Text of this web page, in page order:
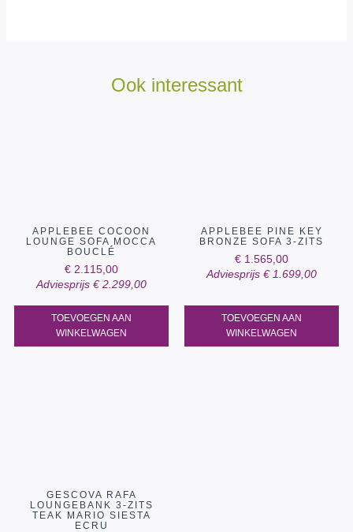
Ook interessant
APPLEBEE COCOON
LOUNGE SOFA MOCCA
BOUCLÉ
€ 2.115,00
Adviesprijs €2.299,00
TOEVOEGEN AAN
WINKELWAGEN
APPLEBEE PINE KEY
BRONZE SOFA 3-ZITS
€ 1.565,00
Adviesprijs €1.699,00
TOEVOEGEN AAN
WINKELWAGEN
GESCOVA RAFA
LOUNGEBANK 3-ZITS
TEAK MARIO SIESTA
ECRU